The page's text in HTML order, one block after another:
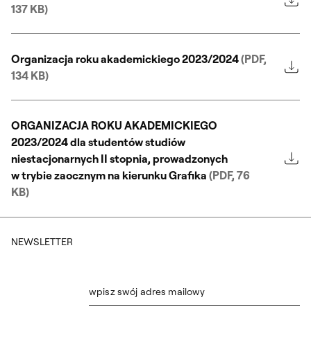
137 KB)
Organizacja roku akademickiego 2023/2024(PDF,
134 KB)
ORGANIZACJA ROKU AKADEMICKIEGO
2023/2024 dla studentów studiów
niestacjonarnych II stopnia, prowadzonych
w trybie zaocznym na kierunku Grafika (PDF, 76
KB)
NEWSLETTER
wpisz swój adres mailowy